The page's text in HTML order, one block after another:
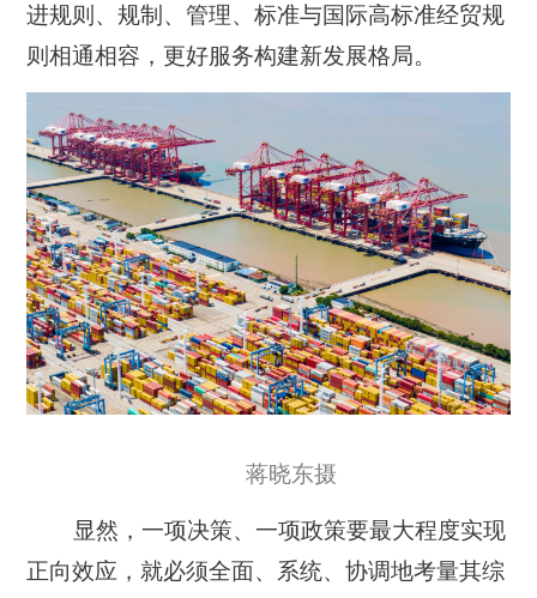
进规则、规制、管理、标准与国际高标准经贸规
则相通相容，更好服务构建新发展格局。
蒋晓东摄
显然，一项决策、一项政策要最大程度实现
正向效应，就必须全面、系统、协调地考量其综